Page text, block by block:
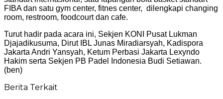
FIBA dan satu gym center, fitnes center, dilengkapi changing
room, restroom, foodcourt dan cafe.
Turut hadir pada acara ini, Sekjen KONI Pusat Lukman
Djajadikusuma, Dirut IBL Junas Miradiarsyah, Kadispora
Jakarta Andri Yansyah, Ketum Perbasi Jakarta Lexyndo
Hakim serta Sekjen PB Padel Indonesia Budi Setiawan.
(ben)
Berita Terkait